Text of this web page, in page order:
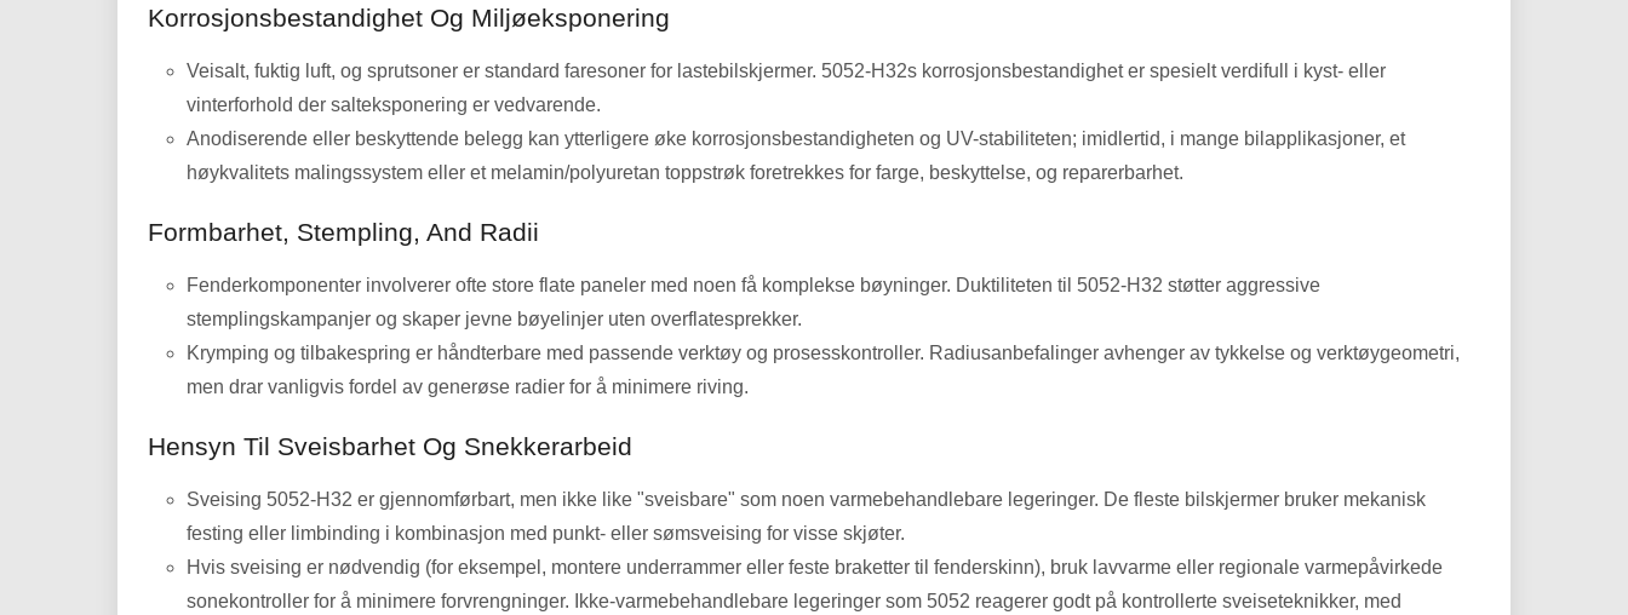
Korrosjonsbestandighet Og Miljøeksponering
Veisalt, fuktig luft, og sprutsoner er standard faresoner for lastebilskjermer. 5052-H32s korrosjonsbestandighet er spesielt verdifull i kyst- eller
vinterforhold der salteksponering er vedvarende.
Anodiserende eller beskyttende belegg kan ytterligere øke korrosjonsbestandigheten og UV-stabiliteten; imidlertid, i mange bilapplikasjoner, et
høykvalitets malingssystem eller et melamin/polyuretan toppstrøk foretrekkes for farge, beskyttelse, og reparerbarhet.
Formbarhet, Stempling, And Radii
Fenderkomponenter involverer ofte store flate paneler med noen få komplekse bøyninger. Duktiliteten til 5052-H32 støtter aggressive
stemplingskampanjer og skaper jevne bøyelinjer uten overflatesprekker.
Krymping og tilbakespring er håndterbare med passende verktøy og prosesskontroller. Radiusanbefalinger avhenger av tykkelse og verktøygeometri,
men drar vanligvis fordel av generøse radier for å minimere riving.
Hensyn Til Sveisbarhet Og Snekkerarbeid
Sveising 5052-H32 er gjennomførbart, men ikke like "sveisbare" som noen varmebehandlebare legeringer. De fleste bilskjermer bruker mekanisk
festing eller limbinding i kombinasjon med punkt- eller sømsveising for visse skjøter.
Hvis sveising er nødvendig (for eksempel, montere underrammer eller feste braketter til fenderskinn), bruk lavvarme eller regionale varmepåvirkede
sonekontroller for å minimere forvrengninger. Ikke-varmebehandlebare legeringer som 5052 reagerer godt på kontrollerte sveiseteknikker, med